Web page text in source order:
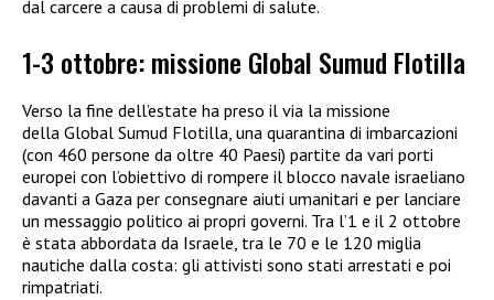
dal carcere a causa di problemi di salute.
1-3 ottobre: missione Global Sumud Flotilla
Verso la fine dell’estate ha preso il via la missione
della Global Sumud Flotilla, una quarantina di imbarcazioni
(con 460 persone da oltre 40 Paesi) partite da vari porti
europei con l’obiettivo di rompere il blocco navale israeliano
davanti a Gaza per consegnare aiuti umanitari e per lanciare
un messaggio politico ai propri governi. Tra l’1 e il 2 ottobre
è stata abbordata da Israele, tra le 70 e le 120 miglia
nautiche dalla costa: gli attivisti sono stati arrestati e poi
rimpatriati.